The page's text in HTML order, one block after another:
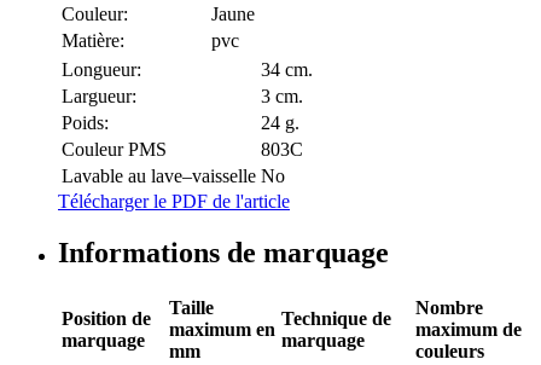
Couleur:
Jaune
Matière:
pvc
Longueur:
34 cm.
Largueur:
3 cm.
Poids:
24 g.
Couleur PMS
803C
Lavable au lave–vaisselle No
Télécharger le PDF de l'article
Informations de marquage
Position de
marquage
Taille
maximum en
mm
Technique de
marquage
Nombre
maximum de
couleurs